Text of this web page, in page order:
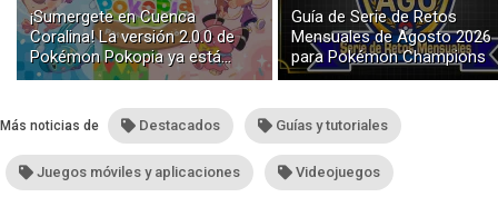
¡Sumergete en Cuenca
Coralina! La versión 2.0.0 de
Pokémon Pokopia ya está
disponible con buceo y
Guía de Serie de Retos
Mensuales de Agosto 2026
para Pokémon Champions
Más noticias de Destacados Guías y tutoriales
Juegos móviles y aplicaciones Videojuegos